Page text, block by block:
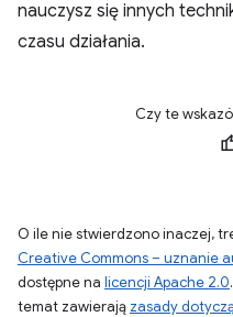
nauczysz się innych
czasu działania.
Czy te
O ile nie stwierdzono inaczej,
Creative Commons – uznanie
dostępne na licencji Apache 2.0
temat zawierają zasady